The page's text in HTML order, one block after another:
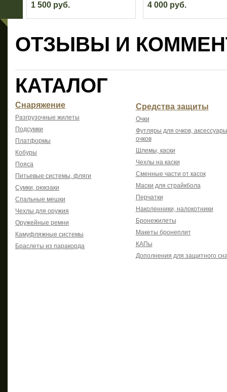
1 500 руб. 4 000 руб.
ОТЗЫВЫ И
КАТАЛОГ
Снаряжение
Разгрузочные жилеты
Подсумки
Платформы
Кобуры
Пояса
Питьевые системы, фляги
Сумки, рюкзаки
Спальные мешки
Чехлы для оружия
Оружейные ремни
Камуфляжные системы
Браслеты из паракорда
Средства защиты
Очки
Футляры для очков,
очков
Шлемы, каски
Чехлы на каски
Сменные части от касок
Маски для страйкбола
Перчатки
Наколенники, налокотники
Бронежилеты
Макеты бронеплит
КАПы
Дополнения для защитного